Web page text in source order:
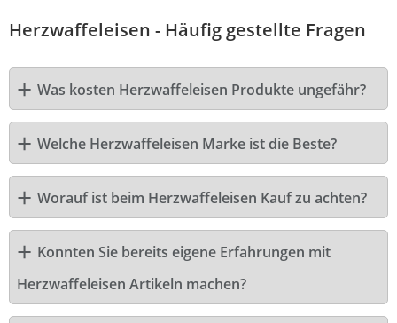
Herzwaffeleisen - Häufig gestellte Fragen
Was kosten Herzwaffeleisen Produkte ungefähr?
Welche Herzwaffeleisen Marke ist die Beste?
Worauf ist beim Herzwaffeleisen Kauf zu achten?
Konnten Sie bereits eigene Erfahrungen mit
Herzwaffeleisen Artikeln machen?